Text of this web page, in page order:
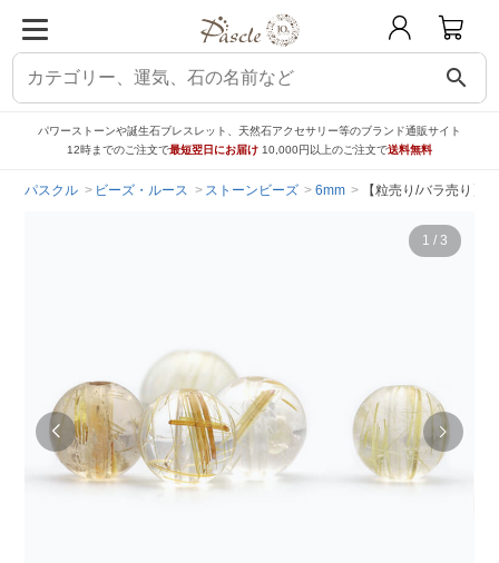
search
パワーストーンや誕生石ブレスレット、天然石アクセサリー等のブランド通販サイト
12時までのご注文で最短翌日にお届け 10,000円以上のご注文で送料無料
パスクル ビーズ・ルース ストーンビーズ 6mm 【粒売り/バラ売り】
1 / 3